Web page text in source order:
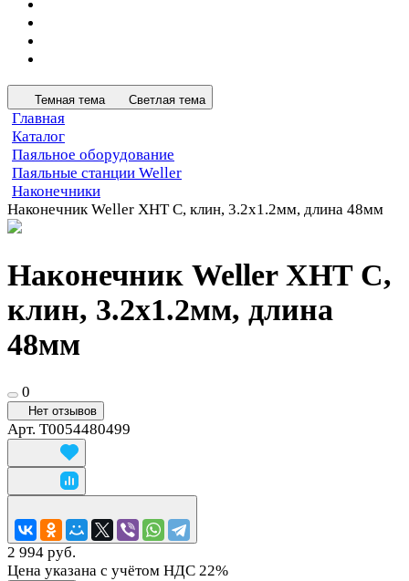
Темная тема Светлая тема
Главная
Каталог
Паяльное оборудование
Паяльные станции Weller
Наконечники
Наконечник Weller XHT C, клин, 3.2х1.2мм, длина 48мм
Наконечник Weller XHT C,
клин, 3.2х1.2мм, длина
48мм
0
Нет отзывов
Арт. T0054480499
2 994 руб.
Цена указана с учётом НДС 22%